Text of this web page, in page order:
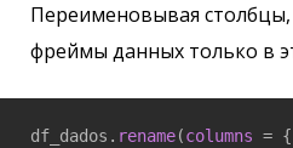
Переименовывая
фреймы данных только в
df_dados. rename(columns = {